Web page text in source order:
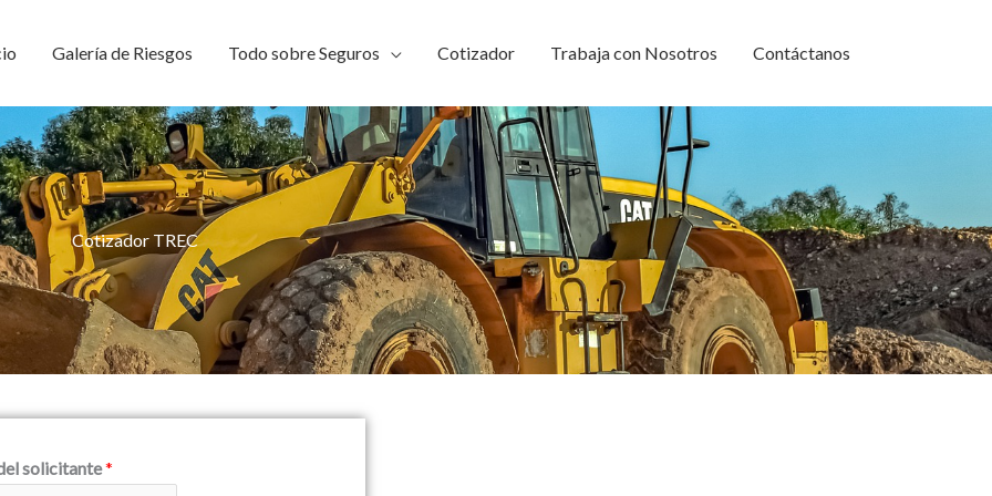
Galería de Riesgos Todo sobre Seguros Cotizador Trabaja con Nosotros Contáctanos
Cotizador TREC
solicitante*